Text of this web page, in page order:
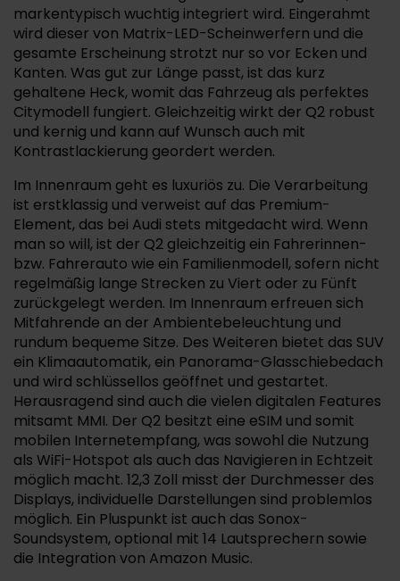
markentypisch wuchtig integriert wird. Eingerahmt
wird dieser von Matrix-LED-Scheinwerfern und die
gesamte Erscheinung strotzt nur so vor Ecken und
Kanten. Was gut zur Länge passt, ist das kurz
gehaltene Heck, womit das Fahrzeug als perfektes
Citymodell fungiert. Gleichzeitig wirkt der Q2 robust
und kernig und kann auf Wunsch auch mit
Kontrastlackierung geordert werden.
Im Innenraum geht es luxuriös zu. Die Verarbeitung
ist erstklassig und verweist auf das Premium-
Element, das bei Audi stets mitgedacht wird. Wenn
man so will, ist der Q2 gleichzeitig ein Fahrerinnen-
bzw. Fahrerauto wie ein Familienmodell, sofern nicht
regelmäßig lange Strecken zu Viert oder zu Fünft
zurückgelegt werden. Im Innenraum erfreuen sich
Mitfahrende an der Ambientebeleuchtung und
rundum bequeme Sitze. Des Weiteren bietet das SUV
ein Klimaautomatik, ein Panorama-Glasschiebedach
und wird schlüssellos geöffnet und gestartet.
Herausragend sind auch die vielen digitalen Features
mitsamt MMI. Der Q2 besitzt eine eSIM und somit
mobilen Internetempfang, was sowohl die Nutzung
als WiFi-Hotspot als auch das Navigieren in Echtzeit
möglich macht. 12,3 Zoll misst der Durchmesser des
Displays, individuelle Darstellungen sind problemlos
möglich. Ein Pluspunkt ist auch das Sonox-
Soundsystem, optional mit 14 Lautsprechern sowie
die Integration von Amazon Music.